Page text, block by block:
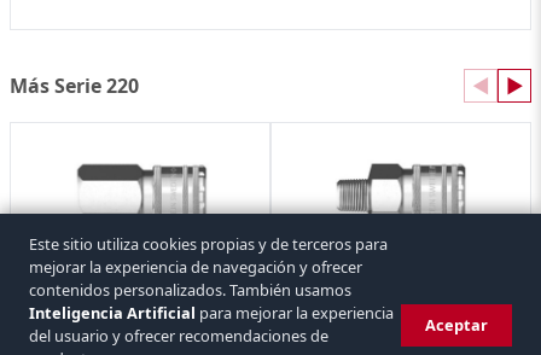
Más Serie 220 ◀ ▶
Hembra Enchufe Rápido Aire Serie 220 Rosca Hembra
CEJN 6 referencias CEJN 6 referencias
Este sitio utiliza cookies propias y de terceros para
mejorar la experiencia de navegación y ofrecer
contenidos personalizados. También usamos
Inteligencia Artificial para mejorar la experiencia
del usuario y ofrecer recomendaciones de
Aceptar